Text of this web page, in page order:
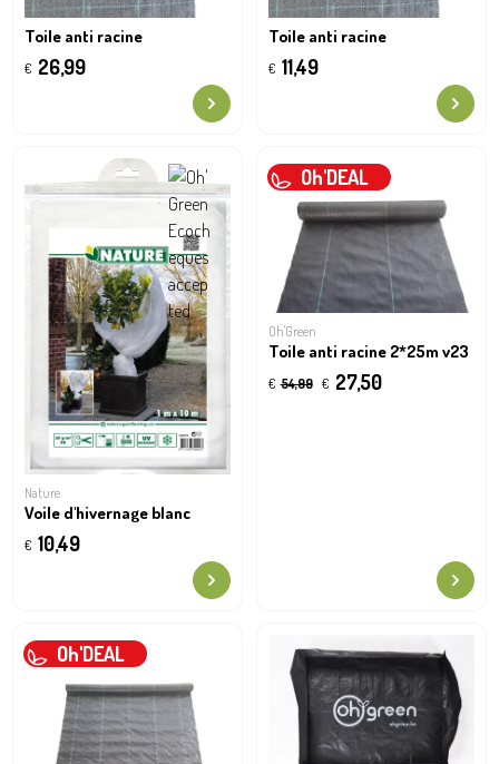
Toile anti racine
€ 26,99
Toile anti racine
€ 11,49
Nature
Voile d'hivernage blanc
€ 10,49
Oh'DEAL
Oh'Green
Toile anti racine 2*25m v23
€ 54,99 € 27,50
Oh'DEAL